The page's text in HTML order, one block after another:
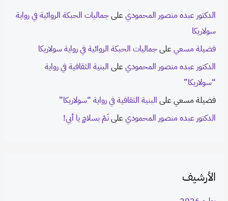
الدكتور عبده منصور المحموديعلىجماليات الحبكة الروائية في رواية
سولاريكا
فضيلة مسعيعلىجماليات الحبكة الروائية في رواية سولاريكا
الدكتور عبده منصور المحموديعلى البنية الثقافية في رواية
“سولاريكا”
فضيلة مسعيعلى البنية الثقافية في رواية “سولاريكا”
الدكتور عبده منصور المحموديعلىنَمْ بسلامٍ يا أبي!
الأرشيف